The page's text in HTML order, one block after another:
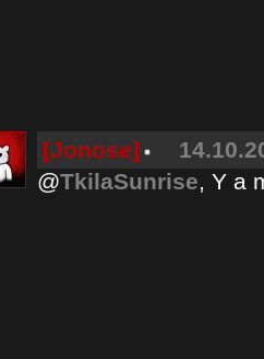
[Jonose]
@TkilaSunrise, Y a